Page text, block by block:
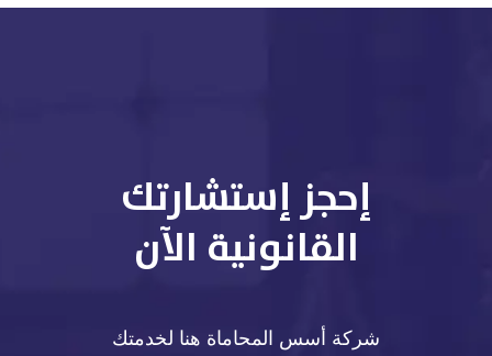
إحجز إستشارتك
القانونية الآن
شركة أسس المحاماة هنا لخدمتك